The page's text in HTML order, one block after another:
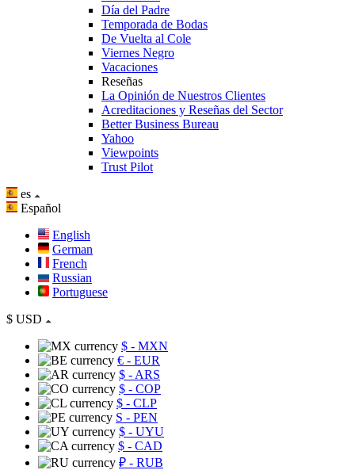
Día del Padre
Temporada de Bodas
De Vuelta al Cole
Viernes Negro
Vacaciones
Reseñas
La Opinión de Nuestros Clientes
Acreditaciones y Reseñas del Sector
Better Business Bureau
Yahoo
Viewpoints
Trust Pilot
es
Español
English
German
French
Russian
Portuguese
$ USD
$ - MXN
€ - EUR
$ - ARS
$ - COP
$ - CLP
S - PEN
$ - UYU
$ - CAD
₽ - RUB